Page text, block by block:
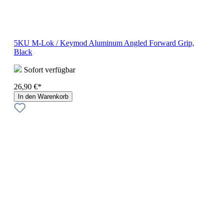
5KU M-Lok / Keymod Aluminum Angled Forward Grip,
Black
Sofort verfügbar
26,90 €*
In den Warenkorb